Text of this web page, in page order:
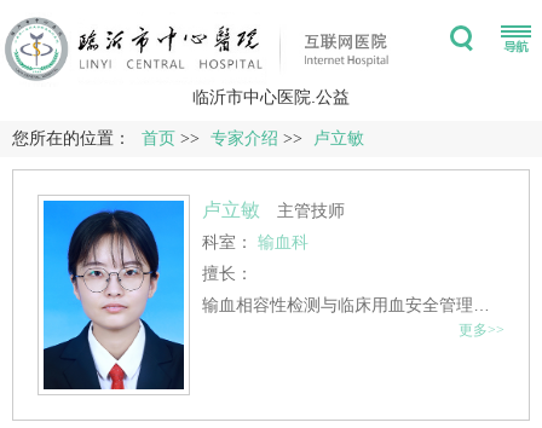
临沂市中心医院.公益
您所在的位置： 首页 >> 专家介绍 >> 卢立敏
卢立敏
主管技师
科室： 输血科
擅长：
更多>>